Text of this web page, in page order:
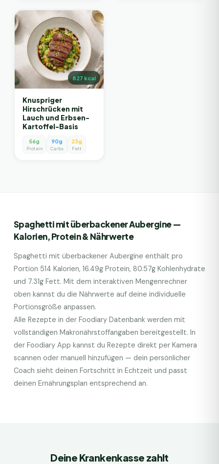
827 kcal
Knuspriger
Hirschrücken mit
Lauch und Erbsen-
Kartoffel-Basis
56g
Protein
90g
Carbs
23g
Fett
Spaghetti mit überbackener Aubergine—
Kalorien, Protein & Nährwerte
Spaghetti mit überbackener Aubergine enthält pro
Portion 514 Kalorien, 16.49g Protein, 80.57g Kohlenhydrate
und 7.31g Fett. Mit dem interaktiven Mengenrechner
oben kannst du die Nährwerte auf deine individuelle
Portionsgröße anpassen.
Alle Rezepte in der Foodiary Datenbank werden mit
vollständigen Makronährstoffangaben bereitgestellt. In
der Foodiary App kannst du Rezepte direkt per Kamera
scannen oder manuell hinzufügen — dein persönlicher
Coach sieht deinen Fortschritt in Echtzeit und passt
deinen Ernährungsplan entsprechend an.
Deine Krankenkasse zahlt